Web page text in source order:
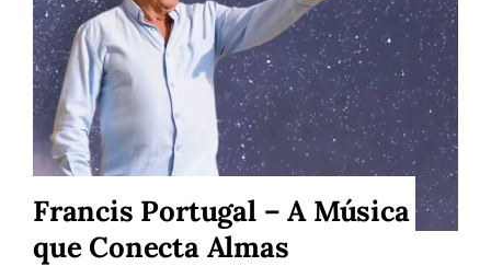
Francis Portugal – A Música
que Conecta Almas